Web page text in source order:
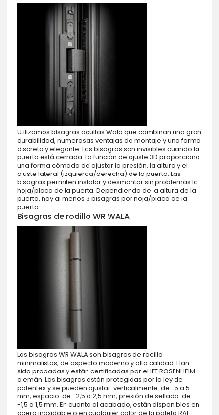
Utilizamos bisagras ocultas Wala que combinan una gran
durabilidad, numerosas ventajas de montaje y una forma
discreta y elegante. Las bisagras son invisibles cuando la
puerta está cerrada. La función de ajuste 3D proporciona
una forma cómoda de ajustar la presión, la altura y el
ajuste lateral (izquierda/derecha) de la puerta. Las
bisagras permiten instalar y desmontar sin problemas la
hoja/placa de la puerta. Dependiendo de la altura de la
puerta, hay al menos 3 bisagras por hoja/placa de la
puerta.
Bisagras de rodillo WR WALA
Las bisagras WR WALA son bisagras de rodillo
minimalistas, de aspecto moderno y alta calidad. Han
sido probadas y están certificadas por el IFT ROSENHEIM
alemán. Las bisagras están protegidas por la ley de
patentes y se pueden ajustar: verticalmente: de -5 a 5
mm, espacio: de -2,5 a 2,5 mm, presión de sellado: de
-1,5 a 1,5 mm. En cuanto al acabado, están disponibles en
acero inoxidable o en cualquier color de la paleta RAL